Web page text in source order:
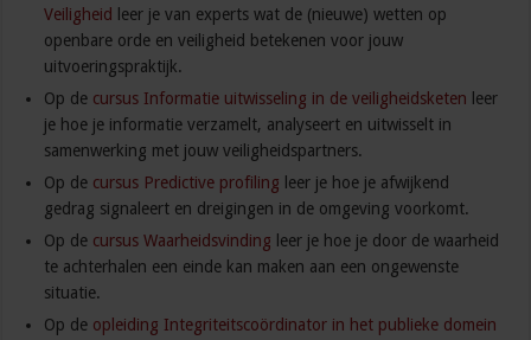
Veiligheid
leer je van experts wat de (nieuwe) wetten op
openbare orde en veiligheid betekenen voor jouw
uitvoeringspraktijk.
Op de cursus Informatie uitwisseling in de veiligheidsketen leer
je hoe je informatie verzamelt, analyseert en uitwisselt in
samenwerking met jouw veiligheidspartners.
Op de cursus Predictive profiling leer je hoe je afwijkend
gedrag signaleert en dreigingen in de omgeving voorkomt.
Op de cursus Waarheidsvinding leer je hoe je door de waarheid
te achterhalen een einde kan maken aan een ongewenste
situatie.
Op de opleiding Integriteitscoördinator in het publieke domein